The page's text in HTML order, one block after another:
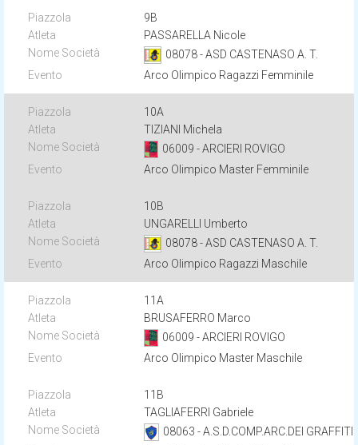
9B
PASSARELLA Nicole
08078 - ASD CASTENASO A. T.
Arco Olimpico Ragazzi Femminile
10A
TIZIANI Michela
06009 - ARCIERI ROVIGO
Arco Olimpico Master Femminile
10B
UNGARELLI Umberto
08078 - ASD CASTENASO A. T.
Arco Olimpico Ragazzi Maschile
11A
BRUSAFERRO Marco
06009 - ARCIERI ROVIGO
Arco Olimpico Master Maschile
11B
TAGLIAFERRI Gabriele
08063 - A.S.D.COMP.ARC.DEI GRAFFITI